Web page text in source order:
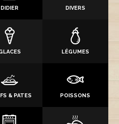
DIDIER DIVERS
LÉGUMES
& PATES POISSONS